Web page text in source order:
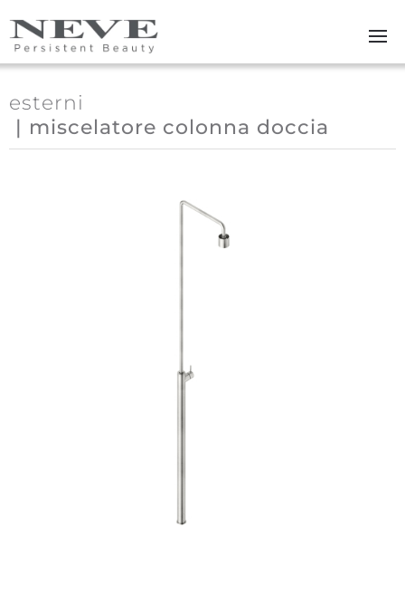
Skip to main content
esterni
| miscelatore colonna doccia